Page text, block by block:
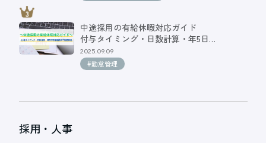
中途採用の有給休暇対応ガイド
付与タイミング・日数計算・年5日…
2025.09.09
#勤怠管理
採用・人事